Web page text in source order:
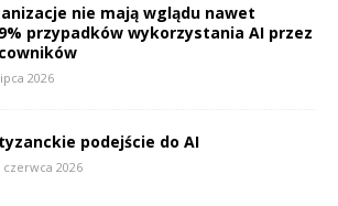
nie mają wglądu nawet
przypadków wykorzystania AI przez
2026
podejście do AI
czerwca 2026